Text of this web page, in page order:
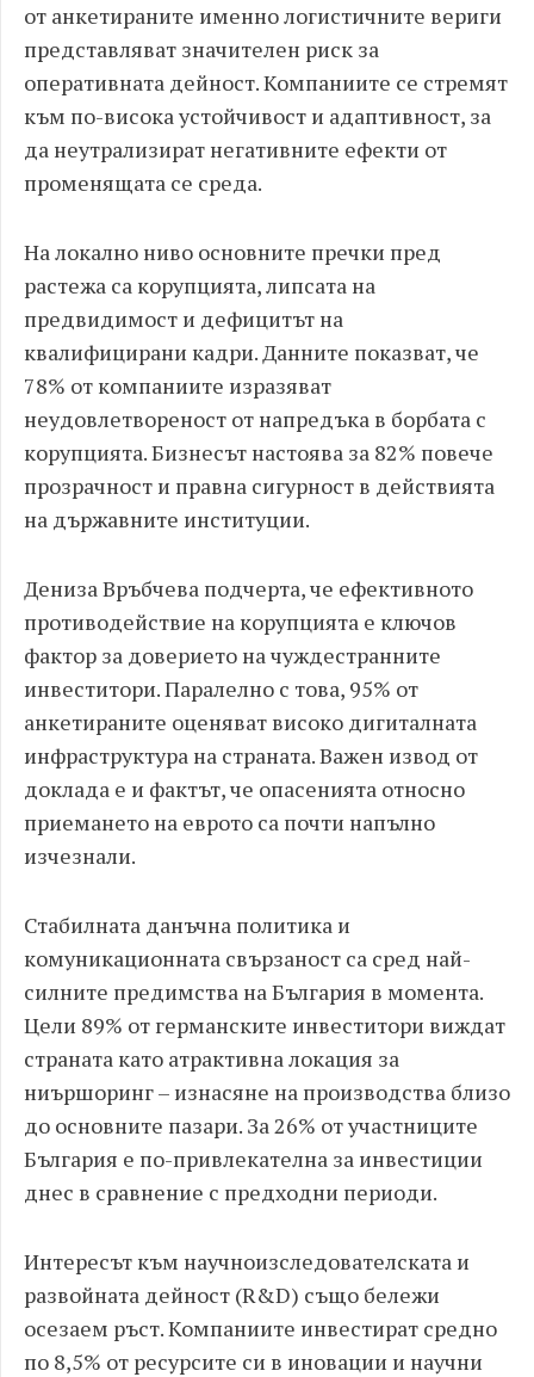
от анкетираните именно логистичните вериги
представляват значителен риск за
оперативната дейност. Компаниите се стремят
към по-висока устойчивост и адаптивност, за
да неутрализират негативните ефекти от
променящата се среда.
На локално ниво основните пречки пред
растежа са корупцията, липсата на
предвидимост и дефицитът на
квалифицирани кадри. Данните показват, че
78% от компаниите изразяват
неудовлетвореност от напредъка в борбата с
корупцията. Бизнесът настоява за 82% повече
прозрачност и правна сигурност в действията
на държавните институции.
Дениза Връбчева подчерта, че ефективното
противодействие на корупцията е ключов
фактор за доверието на чуждестранните
инвеститори. Паралелно с това, 95% от
анкетираните оценяват високо дигиталната
инфраструктура на страната. Важен извод от
доклада е и фактът, че опасенията относно
приемането на еврото са почти напълно
изчезнали.
Стабилната данъчна политика и
комуникационната свързаност са сред най-
силните предимства на България в момента.
Цели 89% от германските инвеститори виждат
страната като атрактивна локация за
ниършоринг – изнасяне на производства близо
до основните пазари. За 26% от участниците
България е по-привлекателна за инвестиции
днес в сравнение с предходни периоди.
Интересът към научноизследователската и
развойната дейност (R&D) също бележи
осезаем ръст. Компаниите инвестират средно
по 8,5% от ресурсите си в иновации и научни